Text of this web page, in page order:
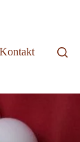
Kontakt